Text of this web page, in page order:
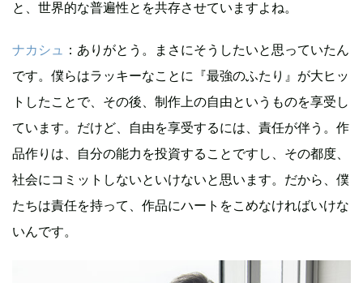
と、世界的な普遍性とを共存させていますよね。
ナカシュ ：ありがとう。まさにそうしたいと思っていたん
です。僕らはラッキーなことに『最強のふたり』が大ヒッ
トしたことで、その後、制作上の自由というものを享受し
ています。だけど、自由を享受するには、責任が伴う。作
品作りは、自分の能力を投資することですし、その都度、
社会にコミットしないといけないと思います。だから、僕
たちは責任を持って、作品にハートをこめなければいけな
いんです。